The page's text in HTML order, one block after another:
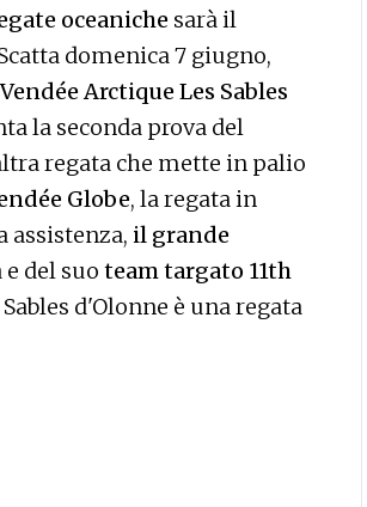
oceaniche sarà il
domenica 7 giugno,
Vendée Arctique Les Sables
la seconda prova del
regata che mette in palio
Globe, la regata in
assistenza, il grande
del suo team targato 11th
d'Olonne è una regata